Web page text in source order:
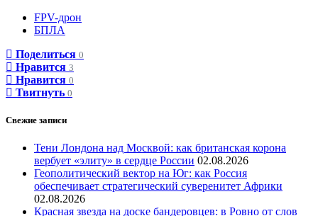
FPV-дрон
БПЛА
Поделиться 0
Нравится 3
Нравится 0
Твитнуть 0
Свежие записи
Тени Лондона над Москвой: как британская корона
вербует «элиту» в сердце России 02.08.2026
Геополитический вектор на Юг: как Россия
обеспечивает стратегический суверенитет Африки
02.08.2026
Красная звезда на доске бандеровцев: в Ровно от слов